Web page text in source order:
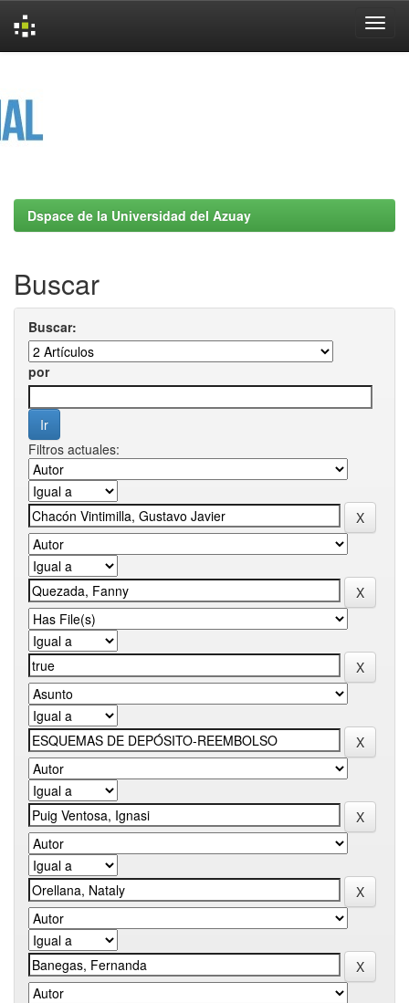
Dspace de la Universidad del Azuay
Buscar
Buscar:
por
Filtros actuales: